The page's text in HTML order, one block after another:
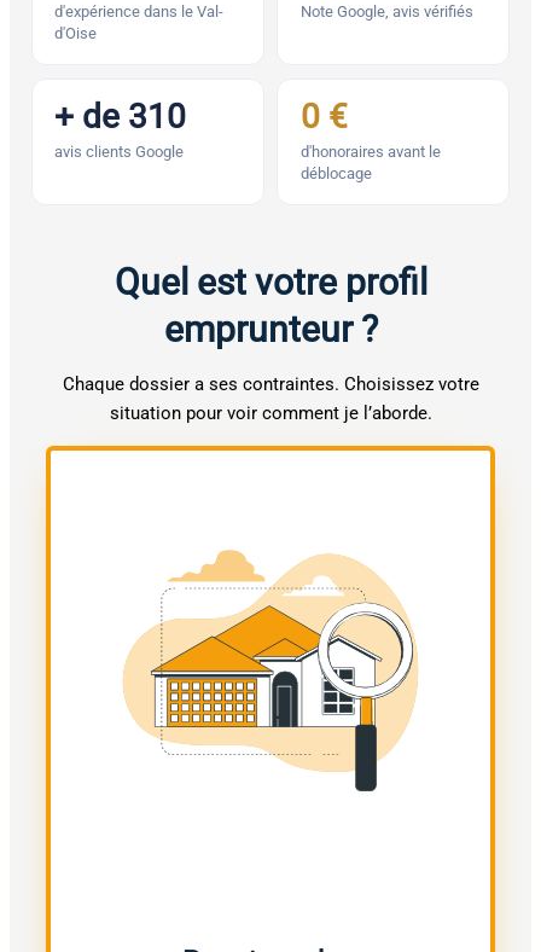
d'expérience dans le Val-
d'Oise
Note Google, avis vérifiés
+ de 310
avis clients Google
0 €
d'honoraires avant le
déblocage
Quel est votre profil
emprunteur ?
Chaque dossier a ses contraintes. Choisissez votre
situation pour voir comment je l’aborde.